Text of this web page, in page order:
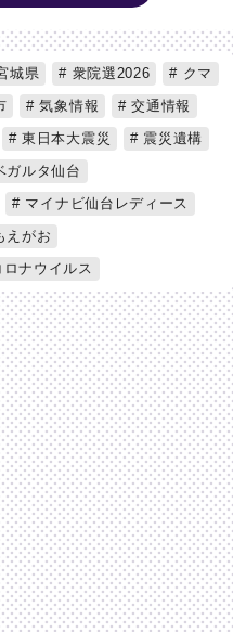
城県 衆院選2026
クマ
気象情報
交通情報
東日本大震災
震災遺構
ルタ仙台
マイナビ仙台レディース
えがお
ナウイルス